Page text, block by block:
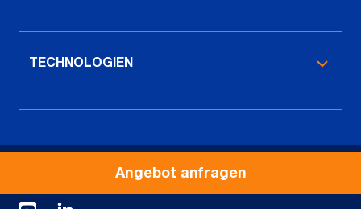
Angebot anfragen
TECHNOLOGIEN
© 2026 Verder Liquids